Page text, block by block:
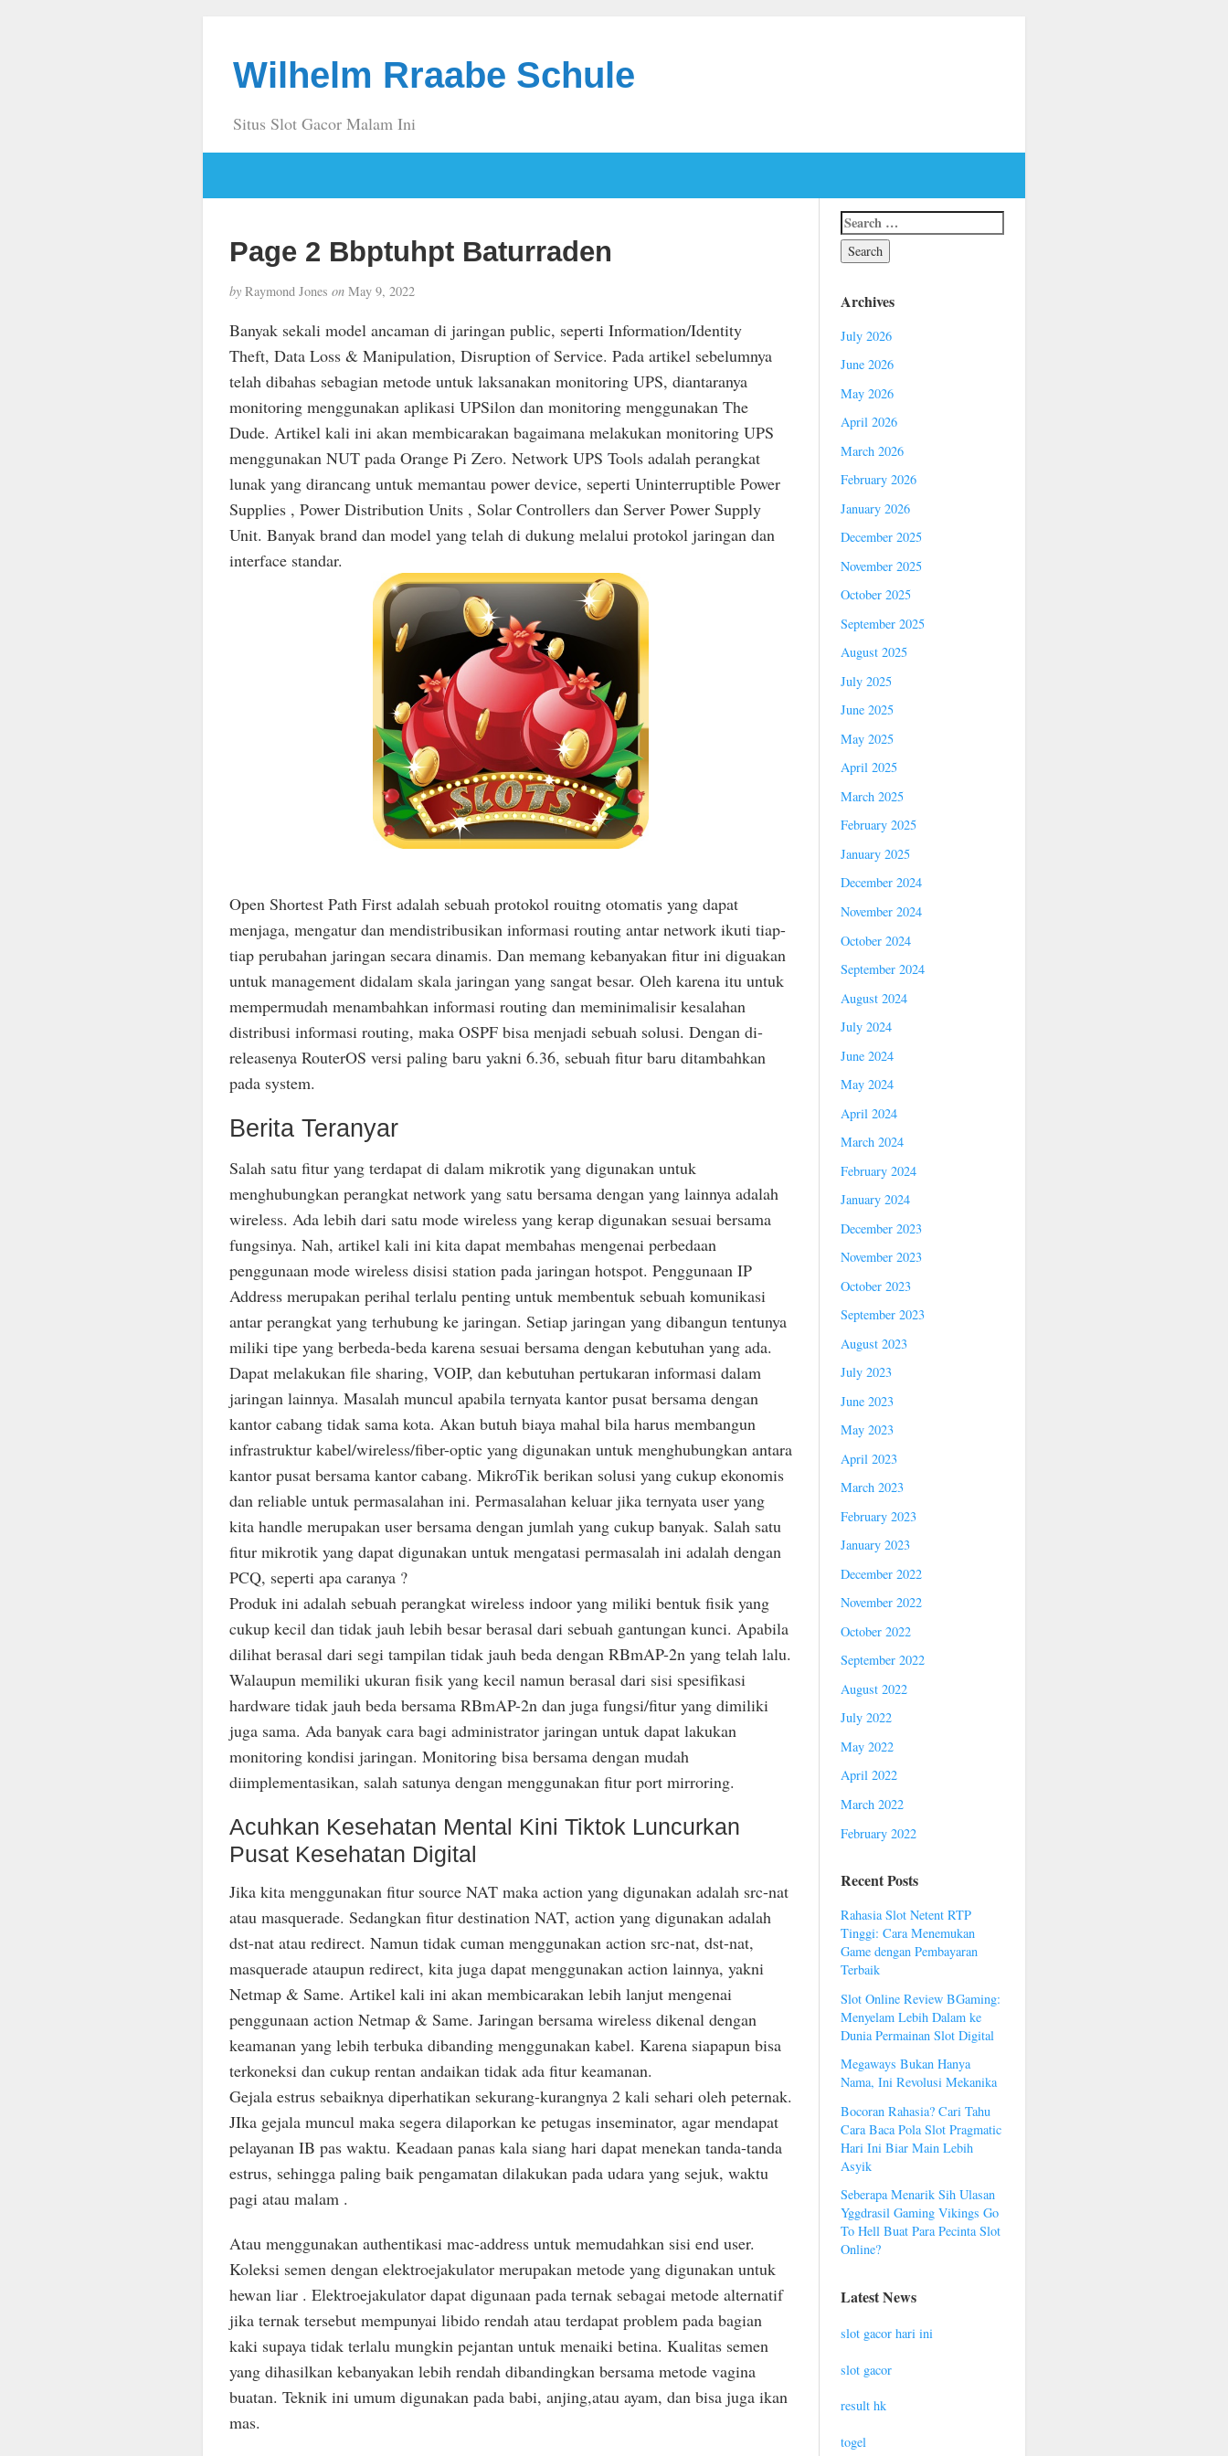
Wilhelm Rraabe Schule
Situs Slot Gacor Malam Ini
Page 2 Bbptuhpt Baturraden
byRaymond Jones onMay 9, 2022
Banyak sekali model ancaman di jaringan public, seperti Information/Identity
Theft, Data Loss & Manipulation, Disruption of Service. Pada artikel sebelumnya
telah dibahas sebagian metode untuk laksanakan monitoring UPS, diantaranya
monitoring menggunakan aplikasi UPSilon dan monitoring menggunakan The
Dude. Artikel kali ini akan membicarakan bagaimana melakukan monitoring UPS
menggunakan NUT pada Orange Pi Zero. Network UPS Tools adalah perangkat
lunak yang dirancang untuk memantau power device, seperti Uninterruptible Power
Supplies , Power Distribution Units , Solar Controllers dan Server Power Supply
Unit. Banyak brand dan model yang telah di dukung melalui protokol jaringan dan
interface standar.
Open Shortest Path First adalah sebuah protokol rouitng otomatis yang dapat
menjaga, mengatur dan mendistribusikan informasi routing antar network ikuti tiap-
tiap perubahan jaringan secara dinamis. Dan memang kebanyakan fitur ini diguakan
untuk management didalam skala jaringan yang sangat besar. Oleh karena itu untuk
mempermudah menambahkan informasi routing dan meminimalisir kesalahan
distribusi informasi routing, maka OSPF bisa menjadi sebuah solusi. Dengan di-
releasenya RouterOS versi paling baru yakni 6.36, sebuah fitur baru ditambahkan
pada system.
Berita Teranyar
Salah satu fitur yang terdapat di dalam mikrotik yang digunakan untuk
menghubungkan perangkat network yang satu bersama dengan yang lainnya adalah
wireless. Ada lebih dari satu mode wireless yang kerap digunakan sesuai bersama
fungsinya. Nah, artikel kali ini kita dapat membahas mengenai perbedaan
penggunaan mode wireless disisi station pada jaringan hotspot. Penggunaan IP
Address merupakan perihal terlalu penting untuk membentuk sebuah komunikasi
antar perangkat yang terhubung ke jaringan. Setiap jaringan yang dibangun tentunya
miliki tipe yang berbeda-beda karena sesuai bersama dengan kebutuhan yang ada.
Dapat melakukan file sharing, VOIP, dan kebutuhan pertukaran informasi dalam
jaringan lainnya. Masalah muncul apabila ternyata kantor pusat bersama dengan
kantor cabang tidak sama kota. Akan butuh biaya mahal bila harus membangun
infrastruktur kabel/wireless/fiber-optic yang digunakan untuk menghubungkan antara
kantor pusat bersama kantor cabang. MikroTik berikan solusi yang cukup ekonomis
dan reliable untuk permasalahan ini. Permasalahan keluar jika ternyata user yang
kita handle merupakan user bersama dengan jumlah yang cukup banyak. Salah satu
fitur mikrotik yang dapat digunakan untuk mengatasi permasalah ini adalah dengan
PCQ, seperti apa caranya ?
Produk ini adalah sebuah perangkat wireless indoor yang miliki bentuk fisik yang
cukup kecil dan tidak jauh lebih besar berasal dari sebuah gantungan kunci. Apabila
dilihat berasal dari segi tampilan tidak jauh beda dengan RBmAP-2n yang telah lalu.
Walaupun memiliki ukuran fisik yang kecil namun berasal dari sisi spesifikasi
hardware tidak jauh beda bersama RBmAP-2n dan juga fungsi/fitur yang dimiliki
juga sama. Ada banyak cara bagi administrator jaringan untuk dapat lakukan
monitoring kondisi jaringan. Monitoring bisa bersama dengan mudah
diimplementasikan, salah satunya dengan menggunakan fitur port mirroring.
Acuhkan Kesehatan Mental Kini Tiktok Luncurkan
Pusat Kesehatan Digital
Jika kita menggunakan fitur source NAT maka action yang digunakan adalah src-nat
atau masquerade. Sedangkan fitur destination NAT, action yang digunakan adalah
dst-nat atau redirect. Namun tidak cuman menggunakan action src-nat, dst-nat,
masquerade ataupun redirect, kita juga dapat menggunakan action lainnya, yakni
Netmap & Same. Artikel kali ini akan membicarakan lebih lanjut mengenai
penggunaan action Netmap & Same. Jaringan bersama wireless dikenal dengan
keamanan yang lebih terbuka dibanding menggunakan kabel. Karena siapapun bisa
terkoneksi dan cukup rentan andaikan tidak ada fitur keamanan.
Gejala estrus sebaiknya diperhatikan sekurang-kurangnya 2 kali sehari oleh peternak.
JIka gejala muncul maka segera dilaporkan ke petugas inseminator, agar mendapat
pelayanan IB pas waktu. Keadaan panas kala siang hari dapat menekan tanda-tanda
estrus, sehingga paling baik pengamatan dilakukan pada udara yang sejuk, waktu
pagi atau malam .
Atau menggunakan authentikasi mac-address untuk memudahkan sisi end user.
Koleksi semen dengan elektroejakulator merupakan metode yang digunakan untuk
hewan liar . Elektroejakulator dapat digunaan pada ternak sebagai metode alternatif
jika ternak tersebut mempunyai libido rendah atau terdapat problem pada bagian
kaki supaya tidak terlalu mungkin pejantan untuk menaiki betina. Kualitas semen
yang dihasilkan kebanyakan lebih rendah dibandingkan bersama metode vagina
buatan. Teknik ini umum digunakan pada babi, anjing,atau ayam, dan bisa juga ikan
mas.
Archives
July 2026
June 2026
May 2026
April 2026
March 2026
February 2026
January 2026
December 2025
November 2025
October 2025
September 2025
August 2025
July 2025
June 2025
May 2025
April 2025
March 2025
February 2025
January 2025
December 2024
November 2024
October 2024
September 2024
August 2024
July 2024
June 2024
May 2024
April 2024
March 2024
February 2024
January 2024
December 2023
November 2023
October 2023
September 2023
August 2023
July 2023
June 2023
May 2023
April 2023
March 2023
February 2023
January 2023
December 2022
November 2022
October 2022
September 2022
August 2022
July 2022
May 2022
April 2022
March 2022
February 2022
Recent Posts
Rahasia Slot Netent RTP
Tinggi: Cara Menemukan
Game dengan Pembayaran
Terbaik
Slot Online Review BGaming:
Menyelam Lebih Dalam ke
Dunia Permainan Slot Digital
Megaways Bukan Hanya
Nama, Ini Revolusi Mekanika
Bocoran Rahasia? Cari Tahu
Cara Baca Pola Slot Pragmatic
Hari Ini Biar Main Lebih
Asyik
Seberapa Menarik Sih Ulasan
Yggdrasil Gaming Vikings Go
To Hell Buat Para Pecinta Slot
Online?
Latest News
slot gacor hari ini
slot gacor
result hk
togel